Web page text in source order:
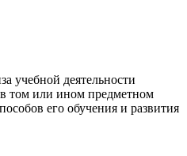
учебной деятельности
том или ином предметном
его обучения и развития